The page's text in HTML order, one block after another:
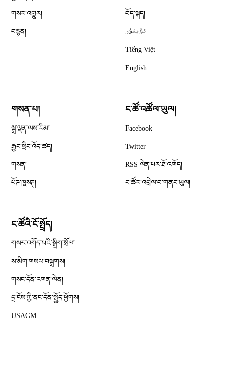
གསར་འགྱུར།
བརྙན།
བོད་སྐད།
ئۇيغۇر
Tiếng Việt
English
གསན་པ།
སྒྲ་ལྡན་ལས་རིམ།
རྒྱང་སྲིང་འོད་ཚད།
གསན།
པོཌ་ཁཱསཊ།
ང་ཚོ་འཚོལ་ཡུལ།
Facebook
Twitter
RSS ལེན་པར་ཐོ་འགོད།
ང་ཚོར་འབྲེལ་བ་གནང་ཡུལ།
ང་ཚོའི་ངོ་སྤྲོད།
གསར་འགོད་པའི་སྒྲིག་སྲོལ།
ས་མིག་གསལ་བསྒྲགས།
གསང་དོན་འགན་ལེན།
དྲ་ངོས་ཀྱི་ནང་དོན་སྤྱོད་ཕྱོགས།
USAGM